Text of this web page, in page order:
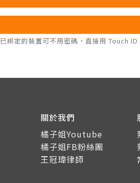
已綁定的裝置可不用密碼，直接用 Touch
關於我們
橘子姐Youtube
橘子姐FB粉絲團
王冠瑋律師